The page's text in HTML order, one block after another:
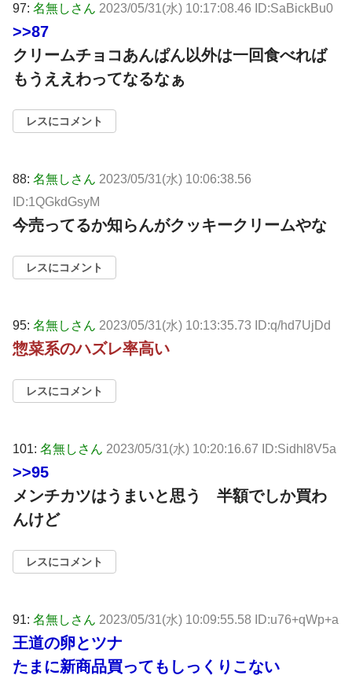
97: 名無しさん 2023/05/31(水) 10:17:08.46 ID:SaBickBu0
>>87
クリームチョコあんぱん以外は一回食べれば
もうええわってなるなぁ
レスにコメント
88: 名無しさん 2023/05/31(水) 10:06:38.56
ID:1QGkdGsyM
今売ってるか知らんがクッキークリームやな
レスにコメント
95: 名無しさん 2023/05/31(水) 10:13:35.73 ID:q/hd7UjDd
惣菜系のハズレ率高い
レスにコメント
101: 名無しさん 2023/05/31(水) 10:20:16.67 ID:Sidhl8V5a
>>95
メンチカツはうまいと思う 半額でしか買わ
んけど
レスにコメント
91: 名無しさん 2023/05/31(水) 10:09:55.58 ID:u76+qWp+a
王道の卵とツナ
たまに新商品買ってもしっくりこない